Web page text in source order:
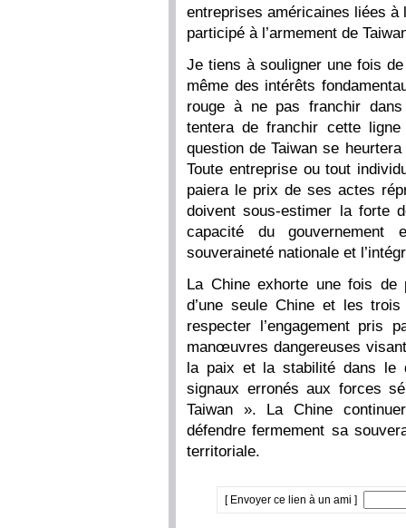
entreprises américaines liées à
participé à l’armement de
Je tiens à souligner une fois
même des intérêts
rouge à ne pas franchir dans
tentera de franchir cette
question de Taiwan se
Toute entreprise ou tout
paiera le prix de ses actes
doivent sous-estimer la forte
capacité du
souveraineté nationale et
La Chine exhorte une fois
d’une seule Chine et les
respecter l’engagement pris
manœuvres dangereuses
la paix et la stabilité dans le
signaux erronés aux forces
Taiwan ». La Chine
défendre fermement sa
territoriale.
[ Envoyer ce lien à un ami ]